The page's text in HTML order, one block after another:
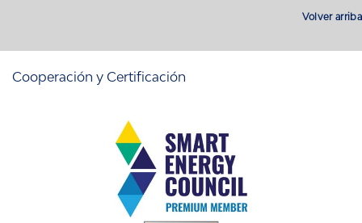
Volver arriba
Cooperación y Certificación